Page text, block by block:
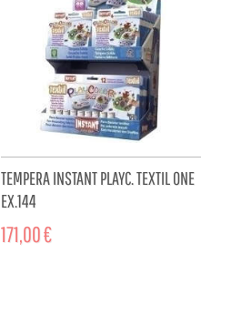
TEMPERA INSTANT PLAYC. TEXTIL ONE
EX.144
171,00 €